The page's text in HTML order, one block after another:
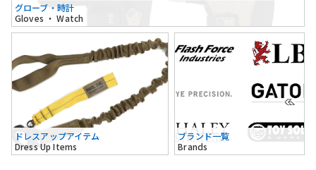
グローブ・時計
Gloves ・ Watch
ドレスアップアイテム
Dress Up Items
ブランド一覧
Brands